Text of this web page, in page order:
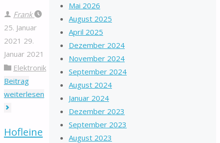
Frank
25. Januar
2021 29.
Januar 2021
Elektronik
Beitrag
weiterlesen
Hofleine
Mai 2026
August 2025
April 2025
Dezember 2024
November 2024
September 2024
August 2024
Januar 2024
Dezember 2023
September 2023
August 2023